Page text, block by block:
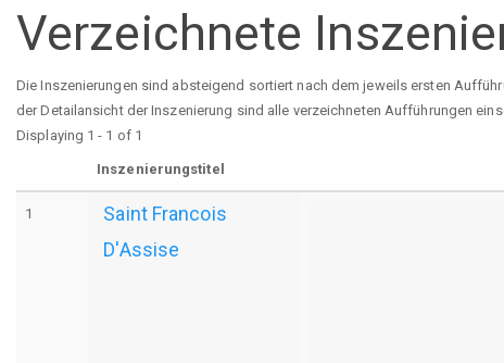
Verzeichnete
Die Inszenierungen sind absteigend sortiert nach dem jeweils ersten
der Detailansicht der Inszenierung sind alle verzeichneten Aufführungen
Displaying 1 - 1 of 1
Inszenierungstitel
1
Saint Francois
D'Assise